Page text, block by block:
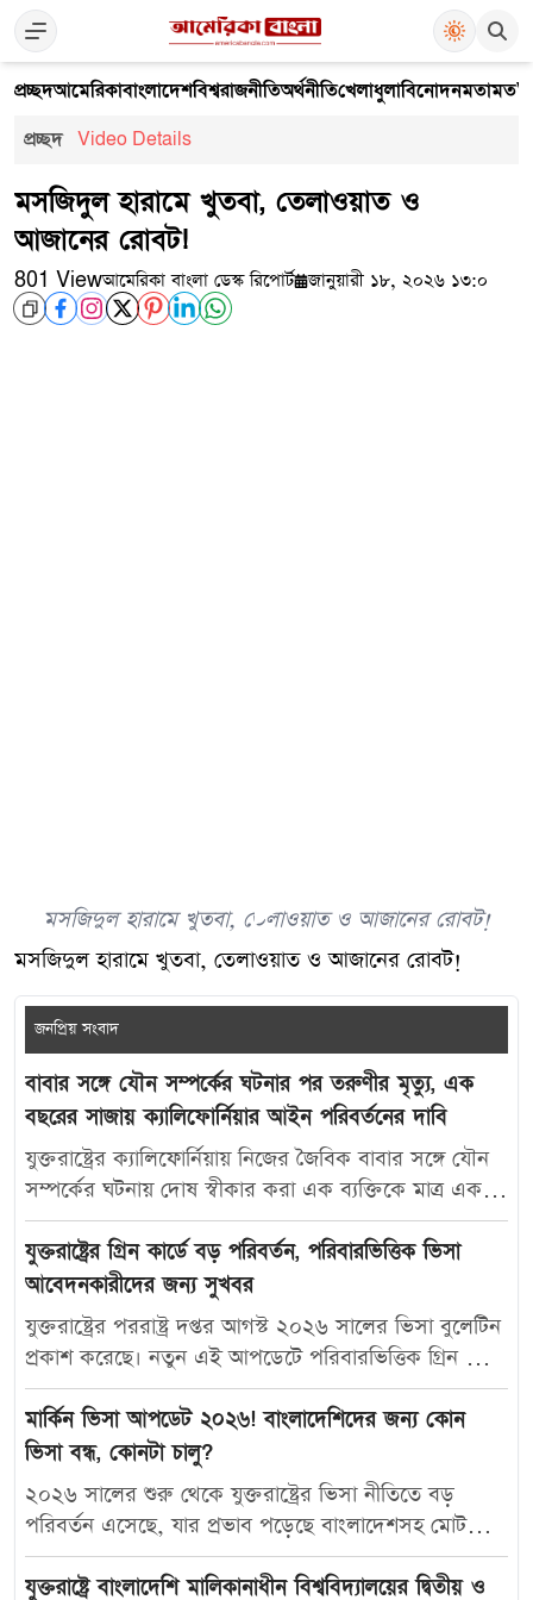
প্রচ্ছদআমেরিকাবাংলাদেশবিশ্বরাজনীতিঅর্থনীতিখেলাধুলাবিনোদনমতামত
প্রচ্ছদ
Video Details
মসজিদুল হারামে খুতবা, তেলাওয়াত ও
আজানের রোবট!
801 Viewআমেরিকা বাংলা ডেস্ক রিপোর্ট জানুয়ারী ১৮, ২০২৬ ১৩:০
মসজিদুল হারামে খুতবা, তেলাওয়াত ও আজানের রোবট!
মসজিদুল হারামে খুতবা, তেলাওয়াত ও আজানের রোবট!
জনপ্রিয় সংবাদ
বাবার সঙ্গে যৌন সম্পর্কের ঘটনার পর তরুণীর মৃত্যু, এক
বছরের সাজায় ক্যালিফোর্নিয়ার আইন পরিবর্তনের দাবি
যুক্তরাষ্ট্রের ক্যালিফোর্নিয়ায় নিজের জৈবিক বাবার সঙ্গে যৌন
সম্পর্কের ঘটনায় দোষ স্বীকার করা এক ব্যক্তিকে মাত্র এক
বছরের কারাদণ্ড দেওয়ায় নতুন করে বিতর্ক তৈরি হয়েছে।
আদালতের এই রায়ে অসন্তোষ প্রকাশ করে ভুক্তভোগী
তরুণীর মা ক্যালিফোর্নিয়ার যৌন অপরাধ-সংক্রান্ত আইন
আরও কঠোর করার দাবি জানিয়েছেন। মার্কিন সংবাদমাধ্যম
দ্য ক্যালিফোর্নিয়া পোস্ট-কে দেওয়া সাক্ষাৎকারে ক্যারোলিনা
স্যান্ডোভাল বলেন, তার মেয়ে মাকাইলা রেনে সেটলসের নামে
নতুন আইন প্রণয়ন করা উচিত, যাতে ভবিষ্যতে এ ধরনের
মামলায় আরও কঠোর শাস্তি নিশ্চিত করা যায়। তিনি বলেন,
“এটি কোনোভাবেই ন্যায়বিচার নয়। আমি আইন পরিবর্তনের
জন্য লড়াই করব, যাতে আর কোনো পরিবারকে আমাদের
মতো পরিস্থিতির মধ্য দিয়ে যেতে না হয়।” ভেনচুরা কাউন্টি
ডিস্ট্রিক্ট অ্যাটর্নির কার্যালয়ের তথ্য অনুযায়ী, ১৮ বছর বয়সী
মাকাইলা রেনে সেটলস ২০২৫ সালের জুলাই মাসে নর্থ
যুক্তরাষ্ট্রের গ্রিন কার্ডে বড় পরিবর্তন, পরিবারভিত্তিক ভিসা
আবেদনকারীদের জন্য সুখবর
যুক্তরাষ্ট্রের পররাষ্ট্র দপ্তর আগস্ট ২০২৬ সালের ভিসা বুলেটিন
প্রকাশ করেছে। নতুন এই আপডেটে পরিবারভিত্তিক গ্রিন কার্ড
আবেদনকারীদের জন্য বেশ কিছু গুরুত্বপূর্ণ অগ্রগতি দেখা
গেছে। বিশেষ করে যুক্তরাষ্ট্রের স্থায়ী বাসিন্দাদের স্বামী, স্ত্রী ও
সন্তানদের জন্য নির্ধারিত এফ২এ ক্যাটাগরিতে উল্লেখযোগ্য
পরিবর্তন এসেছে। নতুন ভিসা বুলেটিন অনুযায়ী,
পরিবারভিত্তিক কয়েকটি ক্যাটাগরিতে অপেক্ষার সময় কমার
সম্ভাবনা তৈরি হয়েছে। এর মধ্যে এফ২এ ক্যাটাগরির অগ্রগতি
সবচেয়ে বেশি, যেখানে যুক্তরাষ্ট্রের গ্রিন কার্ডধারীদের স্বামী-স্ত্রী
মার্কিন ভিসা আপডেট ২০২৬! বাংলাদেশিদের জন্য কোন
ভিসা বন্ধ, কোনটা চালু?
২০২৬ সালের শুরু থেকে যুক্তরাষ্ট্রের ভিসা নীতিতে বড়
পরিবর্তন এসেছে, যার প্রভাব পড়েছে বাংলাদেশসহ মোট
৭৫টি দেশের আবেদনকারীদের উপর। নতুন নিয়ম অনুযায়ী
কিছু ভিসা সাময়িকভাবে স্থগিত করা হয়েছে, আবার কিছু ভিসা
যুক্তরাষ্ট্রে বাংলাদেশি মালিকানাধীন বিশ্ববিদ্যালয়ের দ্বিতীয় ও